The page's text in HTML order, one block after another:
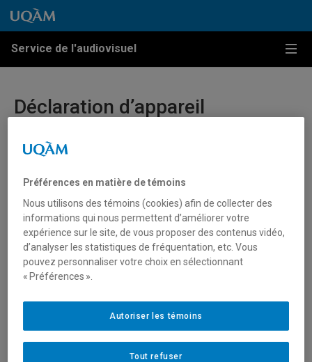
Passer au contenu
Accéder au menu principal
Accéder à la recherche
Passer au contenu
Accéder au menu principal
Service de l'audiovisuel
Déclaration d’appareil
Préférences en matière de témoins
Nous utilisons des témoins (cookies) afin de collecter des
informations qui nous permettent d’améliorer votre
expérience sur le site, de vous proposer des contenus vidéo,
d’analyser les statistiques de fréquentation, etc. Vous
pouvez personnaliser votre choix en sélectionnant
« Préférences ».
Tout refuser
Autoriser les témoins